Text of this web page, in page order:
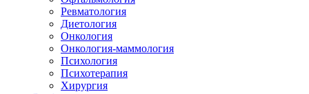
Ревматология
Диетология
Онкология
Онкология-маммология
Психология
Психотерапия
Хирургия